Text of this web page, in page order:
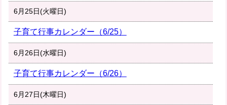
6月25日(火曜日)
子育て行事カレンダー（6/25）
6月26日(水曜日)
子育て行事カレンダー（6/26）
6月27日(木曜日)